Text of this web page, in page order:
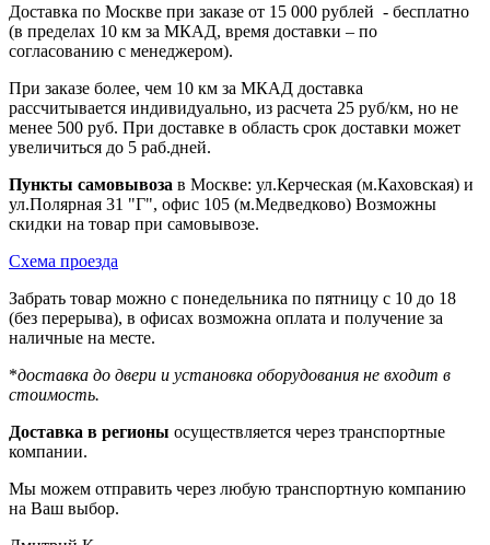
Доставка по Москве при заказе от 15 000 рублей - бесплатно
(в пределах 10 км за МКАД, время доставки – по
согласованию с менеджером).
При заказе более, чем 10 км за МКАД доставка
рассчитывается индивидуально, из расчета 25 руб/км, но не
менее 500 руб. При доставке в область срок доставки может
увеличиться до 5 раб.дней.
Пункты самовывоза в Москве: ул.Керческая (м.Каховская) и
ул.Полярная 31 "Г", офис 105 (м.Медведково) Возможны
скидки на товар при самовывозе.
Схема проезда
Забрать товар можно с понедельника по пятницу с 10 до 18
(без перерыва), в офисах возможна оплата и получение за
наличные на месте.
*доставка до двери и установка оборудования не входит в
стоимость.
Доставка в регионы осуществляется через транспортные
компании.
Мы можем отправить через любую транспортную компанию
на Ваш выбор.